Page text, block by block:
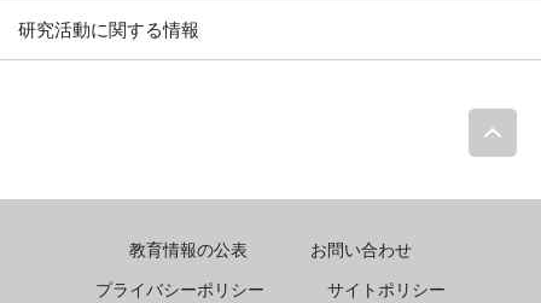
研究活動に関する情報
教育情報の公表
お問い合わせ
プライバシーポリシー
サイトポリシー